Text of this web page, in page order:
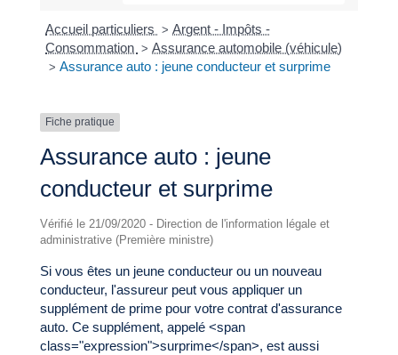
Accueil particuliers > Argent - Impôts -
Consommation > Assurance automobile (véhicule)
> Assurance auto : jeune conducteur et surprime
Fiche pratique
Assurance auto : jeune
conducteur et surprime
Vérifié le 21/09/2020 - Direction de l'information légale et
administrative (Première ministre)
Si vous êtes un jeune conducteur ou un nouveau
conducteur, l'assureur peut vous appliquer un
supplément de prime pour votre contrat d'assurance
auto. Ce supplément, appelé <span
class="expression">surprime</span>, est aussi